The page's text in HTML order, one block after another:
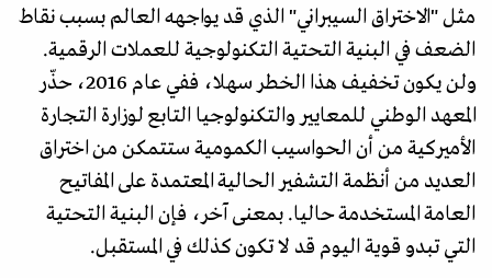
مثل "الاختراق السيبراني" الذي قد يواجهه العالم بسبب نقاط
الضعف في البنية التحتية التكنولوجية للعملات الرقمية.
ولن يكون تخفيف هذا الخطر سهلا، ففي عام 2016، حذّر
المعهد الوطني للمعايير والتكنولوجيا التابع لوزارة التجارة
الأميركية من أن الحواسيب الكمومية ستتمكن من اختراق
العديد من أنظمة التشفير الحالية المعتمدة على المفاتيح
العامة المستخدمة حاليا. بمعنى آخر، فإن البنية التحتية
التي تبدو قوية اليوم قد لا تكون كذلك في المستقبل.